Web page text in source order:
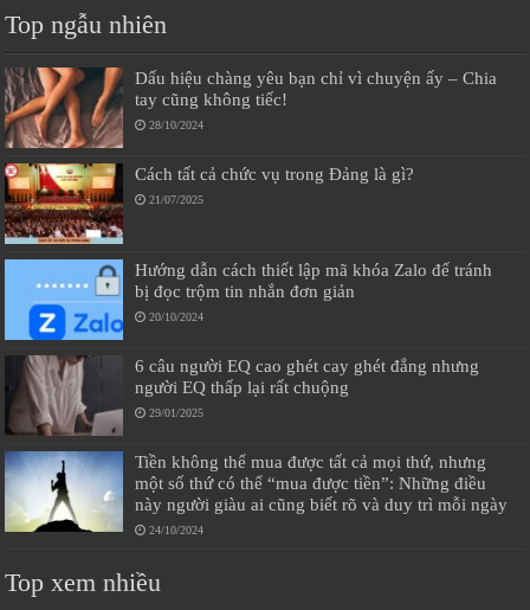
Top ngẫu nhiên
Dấu hiệu chàng yêu bạn chỉ vì chuyện ấy – Chia
tay cũng không tiếc!
28/10/2024
Cách tất cả chức vụ trong Đảng là gì?
21/07/2025
Hướng dẫn cách thiết lập mã khóa Zalo đế tránh
bị đọc trộm tin nhắn đơn giản
20/10/2024
6 câu người EQ cao ghét cay ghét đắng nhưng
người EQ thấp lại rất chuộng
29/01/2025
Tiền không thể mua được tất cả mọi thứ, nhưng
một số thứ có thể “mua được tiền”: Những điều
này người giàu ai cũng biết rõ và duy trì mỗi ngày
24/10/2024
Top xem nhiều